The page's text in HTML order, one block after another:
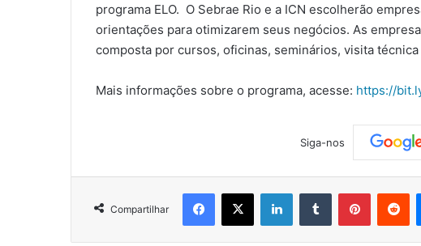
programa ELO. O Sebrae Rio e a ICN escolherão
orientações para otimizarem seus negócios. As
composta por cursos, oficinas, seminários, visita
Mais informações sobre o programa, acesse: https://
Siga-nos
Compartilhar